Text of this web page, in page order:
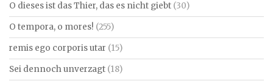
O dieses ist das Thier, das es nicht giebt (30)
O tempora, o mores! (255)
remis ego corporis utar (15)
Sei dennoch unverzagt (18)